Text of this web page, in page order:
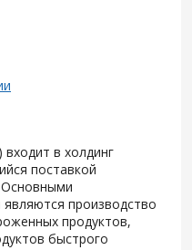
в холдинг
поставкой
Основными
производство
продуктов,
быстрого